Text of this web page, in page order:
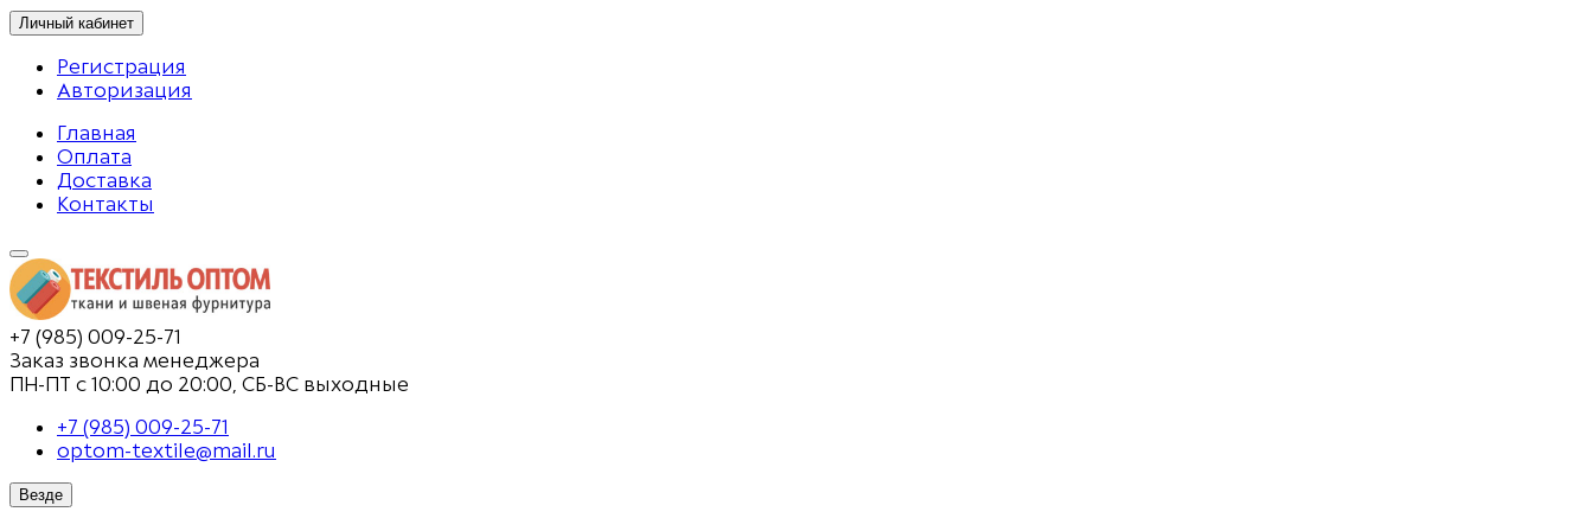
Личный кабинет
Регистрация
Авторизация
Главная
Оплата
Доставка
Контакты
+7 (985) 009-25-71
Заказ звонка менеджера
ПН-ПТ с 10:00 до 20:00, СБ-ВС выходные
+7 (985) 009-25-71
optom-textile@mail.ru
Везде